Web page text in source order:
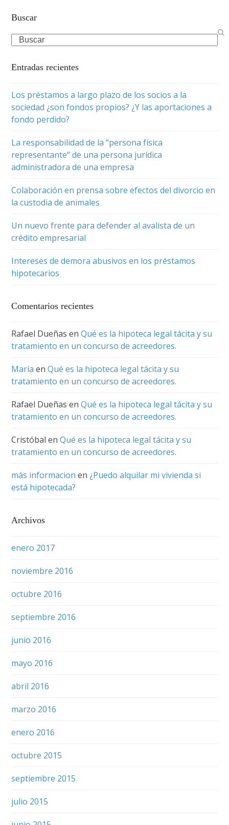
Buscar
Search
Entradas recientes
Los préstamos a largo plazo de los socios a la
sociedad ¿son fondos propios? ¿Y las aportaciones a
fondo perdido?
La responsabilidad de la “persona física
representante” de una persona jurídica
administradora de una empresa
Colaboración en prensa sobre efectos del divorcio en
la custodia de animales
Un nuevo frente para defender al avalista de un
crédito empresarial
Intereses de demora abusivos en los préstamos
hipotecarios
Comentarios recientes
Rafael Dueñas enQué es la hipoteca legal tácita y su
tratamiento en un concurso de acreedores.
María enQué es la hipoteca legal tácita y su
tratamiento en un concurso de acreedores.
Rafael Dueñas enQué es la hipoteca legal tácita y su
tratamiento en un concurso de acreedores.
Cristóbal enQué es la hipoteca legal tácita y su
tratamiento en un concurso de acreedores.
más informacion en¿Puedo alquilar mi vivienda si
está hipotecada?
Archivos
enero 2017
noviembre 2016
octubre 2016
septiembre 2016
junio 2016
mayo 2016
abril 2016
marzo 2016
enero 2016
octubre 2015
septiembre 2015
julio 2015